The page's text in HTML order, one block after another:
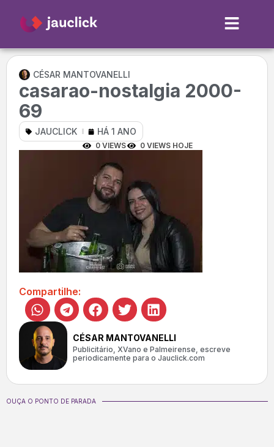
CÉSAR MANTOVANELLI
casarao-nostalgia 2000-
69
JAUCLICK HÁ 1 ANO
0 VIEWS 0 VIEWS HOJE
Compartilhe:
CÉSAR MANTOVANELLI
Publicitário, XVano e Palmeirense, escreve
periodicamente para o Jauclick.com
OUÇA O PONTO DE PARADA